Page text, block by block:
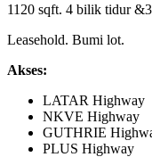
1120 sqft. 4 bilik tidur
Leasehold. Bumi lot.
Akses:
LATAR Highway
NKVE Highway
GUTHRIE
PLUS Highway